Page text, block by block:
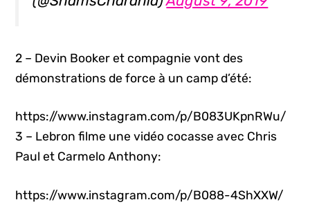
2 – Devin Booker et compagnie vont des
démonstrations de force à un camp d’été:
https://www.instagram.com/p/B083UKpnRWu/
3 – Lebron filme une vidéo cocasse avec Chris
Paul et Carmelo Anthony:
https://www.instagram.com/p/B088-4ShXXW/